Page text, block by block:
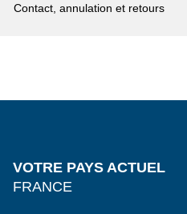
Contact, annulation et retours
VOTRE PAYS ACTUEL
FRANCE